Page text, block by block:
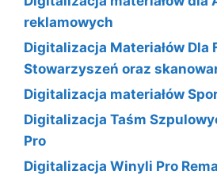
reklamowych
Digitalizacja Materiałów Dla
Stowarzyszeń oraz
Digitalizacja materiałów
Digitalizacja Taśm
Pro
Digitalizacja Winyli Pro